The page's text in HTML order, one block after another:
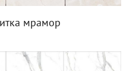
мрамор